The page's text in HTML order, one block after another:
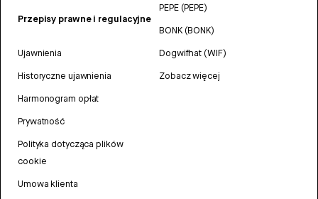
Przepisy prawne i regulacyjne
Ujawnienia
Historyczne ujawnienia
Harmonogram opłat
Prywatność
Polityka dotycząca plików
cookie
Umowa klienta
PEPE (PEPE)
BONK (BONK)
Dogwifhat (WIF)
Zobacz więcej